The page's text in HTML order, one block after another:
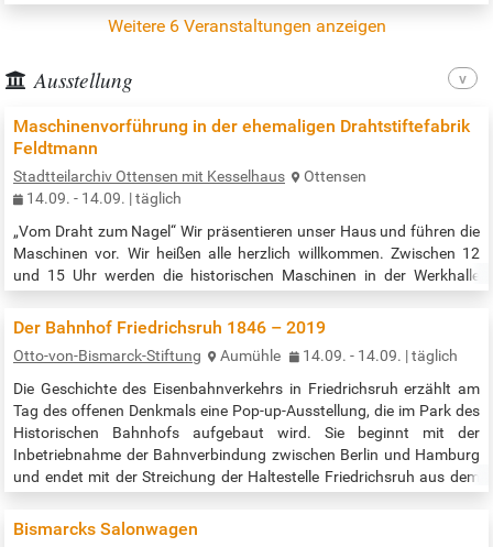
Veranstaltungszeit: 15:00 bis 16:30 Uhr Quelle:…
Weitere 6 Veranstaltungen anzeigen
Ausstellung
Maschinenvorführung in der ehemaligen Drahtstiftefabrik
Feldtmann
Stadtteilarchiv Ottensen mit Kesselhaus
Ottensen
14.09. - 14.09. | täglich
„Vom Draht zum Nagel“ Wir präsentieren unser Haus und führen die
Maschinen vor. Wir heißen alle herzlich willkommen. Zwischen 12
und 15 Uhr werden die historischen Maschinen in der Werkhalle
die vollständig erhaltene Betriebsschlosserei mit
Feldtmann nach über 100 Jahren ihre Produktion ein. In dem
denkmalgeschützten…
Der Bahnhof Friedrichsruh 1846 – 2019
Otto-von-Bismarck-Stiftung Aumühle
14.09. - 14.09. | täglich
Die Geschichte des Eisenbahnverkehrs in Friedrichsruh erzählt am
Tag des offenen Denkmals eine Pop-up-Ausstellung, die im Park des
Historischen Bahnhofs aufgebaut wird. Sie beginnt mit der
Inbetriebnahme der Bahnverbindung zwischen Berlin und Hamburg
und endet mit der Streichung der Haltestelle Friedrichsruh aus dem
technischen Details wird vom Eisenbahnmuseum Lokschuppen
Bismarcks Salonwagen